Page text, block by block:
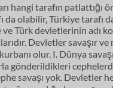
hangi tarafın patlattığı
da olabilir, Türkiye tarafı
ve Türk devletlerinin adı
Devletler savaşır
olur. I. Dünya
gönderildikleri
savaşı yok. Devletler